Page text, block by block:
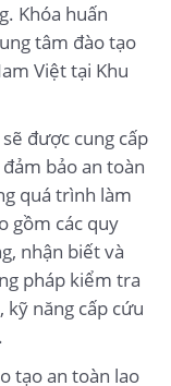
Khóa huấn
tâm đào tạo
Việt tại Khu
được cung cấp
bảo an toàn
quá trình làm
gồm các quy
nhận biết và
pháp kiểm tra
kỹ năng cấp cứu
tạo an toàn lao